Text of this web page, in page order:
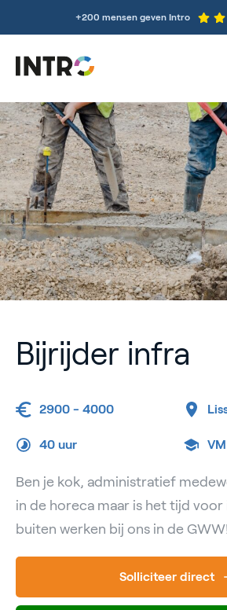
+200 mensen geven Intro
Bijrijder infra
2900 - 4000
40 uur
Ben je kok, administratief
in de horeca maar is het tijd voor
buiten werken bij ons in de
Solliciteer direct